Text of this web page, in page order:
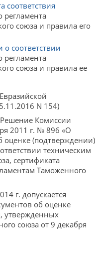
соответствия
регламента
союза и правила его
соответствии
регламента
союза и правила ее
N 154)
Комиссии
2011 г. № 896 «О
(подтверждении)
техническим
сертификата
Таможенного
г. допускается
об оценке
утвержденных
союза от 9 декабря